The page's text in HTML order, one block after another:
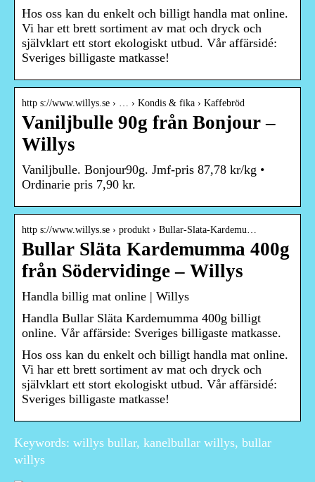
Hos oss kan du enkelt och billigt handla mat online.
Vi har ett brett sortiment av mat och dryck och
självklart ett stort ekologiskt utbud. Vår affärsidé:
Sveriges billigaste matkasse!
http s://www.willys.se › … › Kondis & fika › Kaffebröd
Vaniljbulle 90g från Bonjour –
Willys
Vaniljbulle. Bonjour90g. Jmf-pris 87,78 kr/kg •
Ordinarie pris 7,90 kr.
http s://www.willys.se › produkt › Bullar-Slata-Kardemu…
Bullar Släta Kardemumma 400g
från Södervidinge – Willys
Handla billig mat online | Willys
Handla Bullar Släta Kardemumma 400g billigt
online. Vår affärside: Sveriges billigaste matkasse.
Hos oss kan du enkelt och billigt handla mat online.
Vi har ett brett sortiment av mat och dryck och
självklart ett stort ekologiskt utbud. Vår affärsidé:
Sveriges billigaste matkasse!
Keywords: willys bullar, kanelbullar willys, bullar
willys